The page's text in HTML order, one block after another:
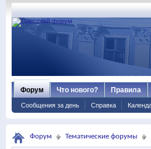
Форум
Сообщения за день Справка
Что нового? Правила
Форум Тематические форумы